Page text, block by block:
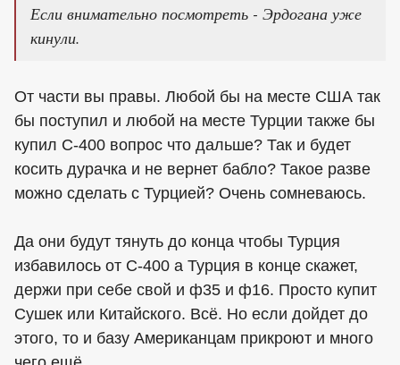
Если внимательно посмотреть - Эрдогана уже
кинули.
От части вы правы. Любой бы на месте США так
бы поступил и любой на месте Турции также бы
купил С-400 вопрос что дальше? Так и будет
косить дурачка и не вернет бабло? Такое разве
можно сделать с Турцией? Очень сомневаюсь.
Да они будут тянуть до конца чтобы Турция
избавилось от С-400 а Турция в конце скажет,
держи при себе свой и ф35 и ф16. Просто купит
Сушек или Китайского. Всё. Но если дойдет до
этого, то и базу Американцам прикроют и много